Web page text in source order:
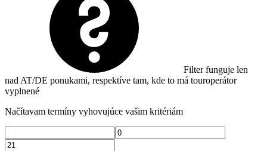
Filter funguje len
nad AT/DE ponukami, respektíve tam, kde to má touroperátor
vyplnené
Načítavam termíny vyhovujúce vašim kritériám